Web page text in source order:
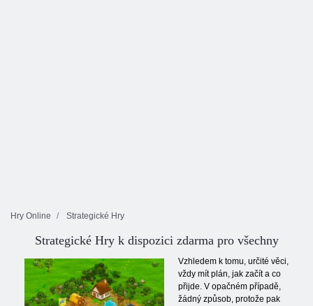
Hry Online Strategické Hry
Strategické Hry k dispozici zdarma pro všechny
Vzhledem k tomu, určité věci,
vždy mít plán, jak začít a co
přijde. V opačném případě,
žádný způsob, protože pak